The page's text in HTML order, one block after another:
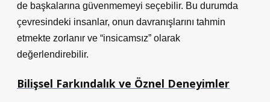
de başkalarına güvenmemeyi seçebilir. Bu durumda
çevresindeki insanlar, onun davranışlarını tahmin
etmekte zorlanır ve “insicamsız” olarak
değerlendirebilir.
Bilişsel Farkındalık ve Öznel Deneyimler